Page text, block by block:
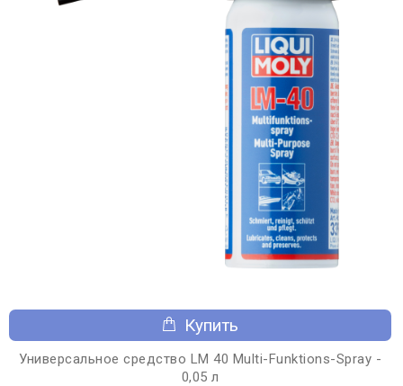
Купить
Универсальное средство LM 40 Multi-Funktions-Spray -
0,05 л